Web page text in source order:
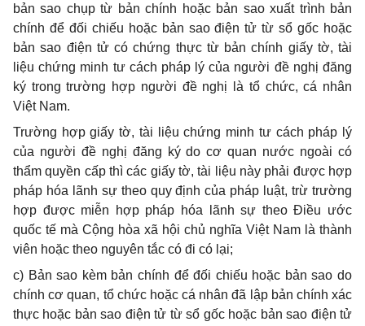
bản sao chụp từ bản chính hoặc bản sao xuất trình bản
chính để đối chiếu hoặc bản sao điện tử từ sổ gốc hoặc
bản sao điện tử có chứng thực từ bản chính giấy tờ, tài
liệu chứng minh tư cách pháp lý của người đề nghị đăng
ký trong trường hợp người đề nghị là tổ chức, cá nhân
Việt Nam.
Trường hợp giấy tờ, tài liệu chứng minh tư cách pháp lý
của người đề nghị đăng ký do cơ quan nước ngoài có
thẩm quyền cấp thì các giấy tờ, tài liệu này phải được hợp
pháp hóa lãnh sự theo quy định của pháp luật, trừ trường
hợp được miễn hợp pháp hóa lãnh sự theo Điều ước
quốc tế mà Cộng hòa xã hội chủ nghĩa Việt Nam là thành
viên hoặc theo nguyên tắc có đi có lại;
c) Bản sao kèm bản chính để đối chiếu hoặc bản sao do
chính cơ quan, tổ chức hoặc cá nhân đã lập bản chính xác
thực hoặc bản sao điện tử từ sổ gốc hoặc bản sao điện tử